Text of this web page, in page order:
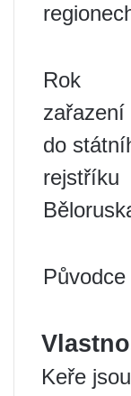
Rok
zařazení
do
rejstříku
Původce
Keře